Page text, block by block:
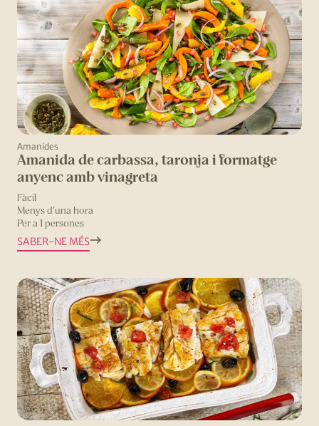
Amanides
Amanida de carbassa, taronja i formatge
anyenc amb vinagreta
Fàcil
Menys d'una hora
Per a 1 persones
SABER-NE MÉS